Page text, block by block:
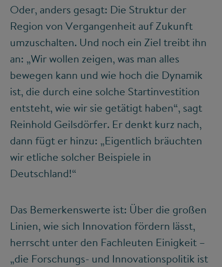
Oder, anders gesagt: Die Struktur der
Region von Vergangenheit auf Zukunft
umzuschalten. Und noch ein Ziel treibt ihn
an: „Wir wollen zeigen, was man alles
bewegen kann und wie hoch die Dynamik
ist, die durch eine solche Startinvestition
entsteht, wie wir sie getätigt haben“, sagt
Reinhold Geilsdörfer. Er denkt kurz nach,
dann fügt er hinzu: „Eigentlich bräuchten
wir etliche solcher Beispiele in
Deutschland!“
Das Bemerkenswerte ist: Über die großen
Linien, wie sich Innovation fördern lässt,
herrscht unter den Fachleuten Einigkeit –
„die Forschungs- und Innovationspolitik ist